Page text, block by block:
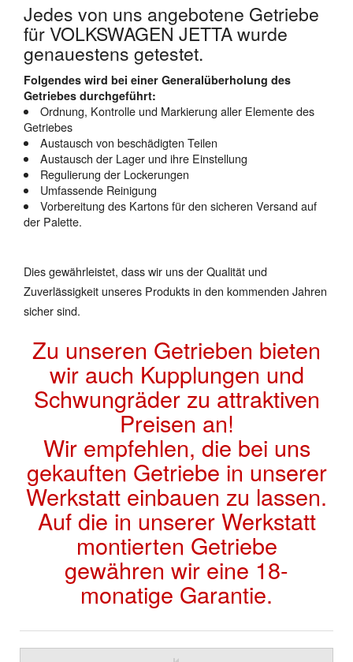
Jedes von uns angebotene Getriebe
für VOLKSWAGEN JETTA wurde
genauestens getestet.
Folgendes wird bei einer Generalüberholung des
Getriebes durchgeführt:
Ordnung, Kontrolle und Markierung aller Elemente des
Getriebes
Austausch von beschädigten Teilen
Austausch der Lager und ihre Einstellung
Regulierung der Lockerungen
Umfassende Reinigung
Vorbereitung des Kartons für den sicheren Versand auf
der Palette.
Dies gewährleistet, dass wir uns der Qualität und
Zuverlässigkeit unseres Produkts in den kommenden Jahren
sicher sind.
Zu unseren Getrieben bieten
wir auch Kupplungen und
Schwungräder zu attraktiven
Preisen an!
Wir empfehlen, die bei uns
gekauften Getriebe in unserer
Werkstatt einbauen zu lassen.
Auf die in unserer Werkstatt
montierten Getriebe
gewähren wir eine 18-
monatige Garantie.